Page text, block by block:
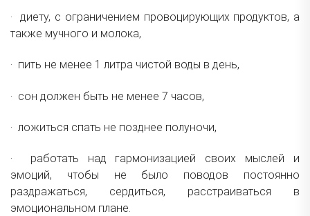
· диету, с ограничением провоцирующих продуктов, а
также мучного и молока,
· пить не менее 1 литра чистой воды в день,
· сон должен быть не менее 7 часов,
· ложиться спать не позднее полуночи,
· работать над гармонизацией своих мыслей и
эмоций, чтобы не было поводов постоянно
раздражаться, сердиться, расстраиваться в
эмоциональном плане.